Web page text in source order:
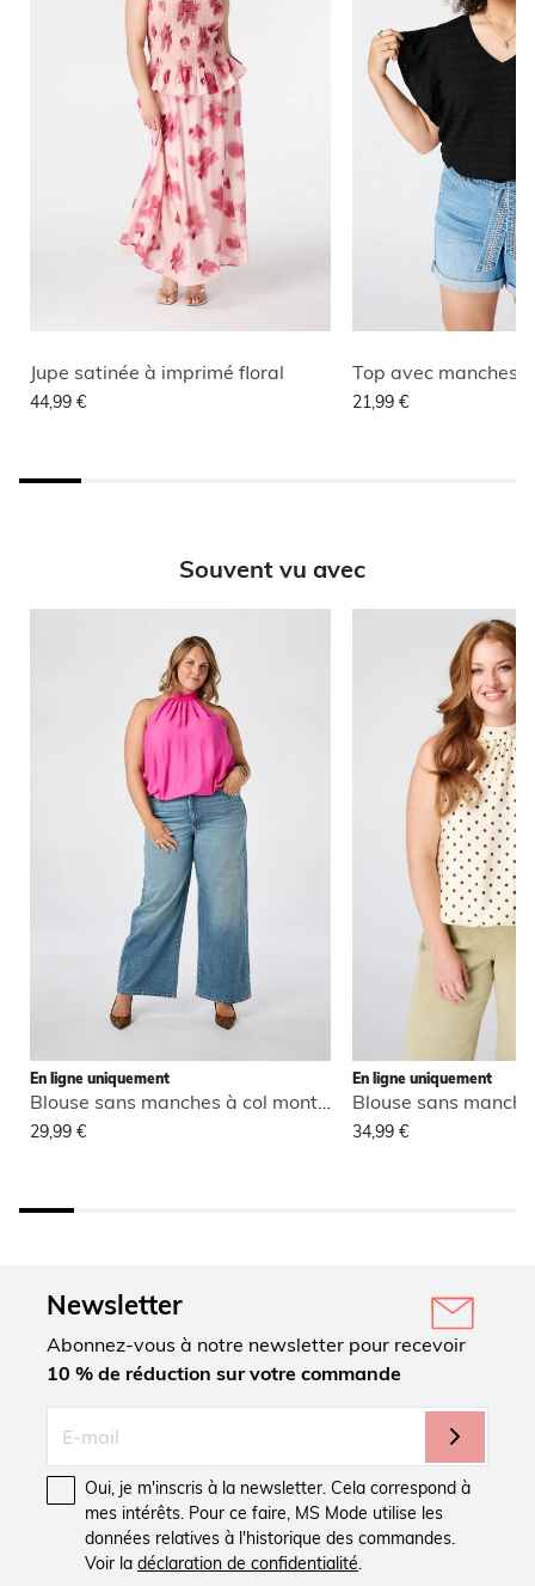
Jupe satinée à imprimé floral
44,99 €
Top avec manches
21,99 €
Souvent vu avec
En ligne uniquement
Blouse sans manches à col montant
29,99 €
En ligne uniquement
34,99 €
Newsletter
Abonnez-vous à notre newsletter pour recevoir
10 % de réduction sur votre commande
Oui, je m'inscris à la newsletter. Cela correspond à
mes intérêts. Pour ce faire, MS Mode utilise les
données relatives à l'historique des commandes.
Voir la déclaration de confidentialité.